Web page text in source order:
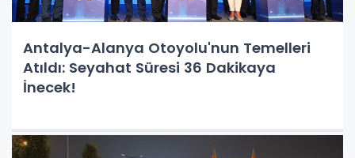
Antalya-Alanya Otoyolu'nun Temelleri
Atıldı: Seyahat Süresi 36 Dakikaya
İnecek!